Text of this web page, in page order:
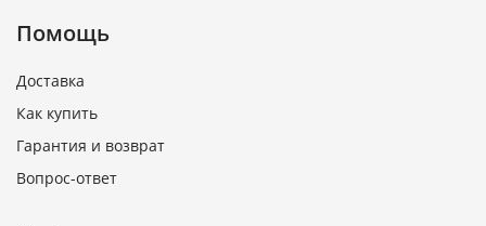
Помощь
Доставка
Как купить
Гарантия и возврат
Вопрос-ответ